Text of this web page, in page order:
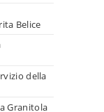
Belice
della
Granitola